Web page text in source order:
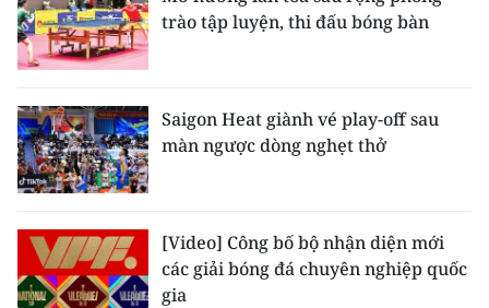
trào tập luyện, thi đấu bóng bàn
Saigon Heat giành vé play-off sau
màn ngược dòng nghẹt thở
[Video] Công bố bộ nhận diện mới
các giải bóng đá chuyên nghiệp quốc
gia